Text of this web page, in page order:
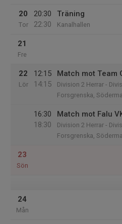
20
Tor
20:30
22:30
Träning
Kanalhallen
21
Fre
22
Lör
12:15
14:15
Match mot Team
Division 2 Herrar -
Forsgrenska,
16:30
18:30
Match mot Falu
Division 2 Herrar -
Forsgrenska,
23
Sön
24
Mån